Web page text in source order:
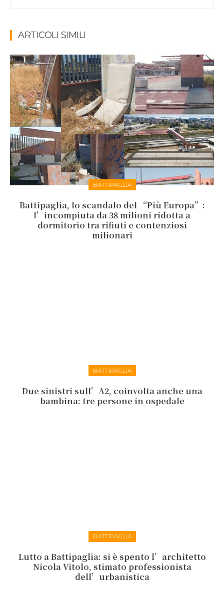
ARTICOLI SIMILI
BATTIPAGLIA
Battipaglia, lo scandalo del “Più Europa”:
l’incompiuta da 38 milioni ridotta a
dormitorio tra rifiuti e contenziosi
milionari
BATTIPAGLIA
Due sinistri sull’A2, coinvolta anche una
bambina: tre persone in ospedale
BATTIPAGLIA
Lutto a Battipaglia: si è spento l’architetto
Nicola Vitolo, stimato professionista
dell’urbanistica